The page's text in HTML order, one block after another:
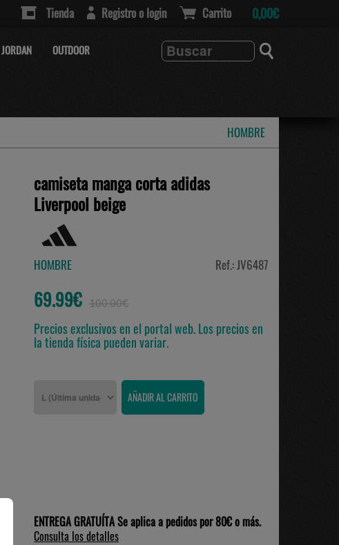
Tienda Registro o login Carrito 0,00€
JORDAN OUTDOOR
HOMBRE
camiseta manga corta adidas
Liverpool beige
HOMBRE Ref.: JV6487
69.99€ 100.00€
Precios exclusivos en el portal web. Los precios en
la tienda física pueden variar.
ENTREGA GRATUÍTA Se aplica a pedidos por 80€ o más.
Consulta los detalles